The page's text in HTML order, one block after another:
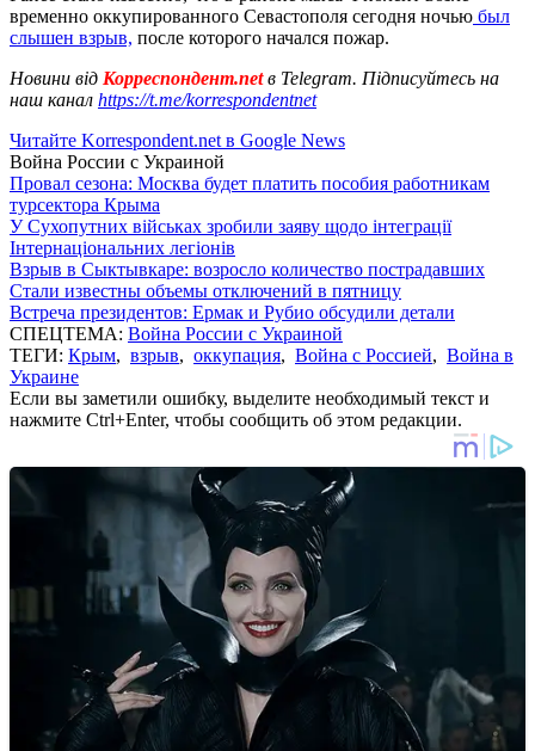
временно оккупированного Севастополя сегодня ночью был
слышен взрыв, после которого начался пожар.
Новини від Корреспондент.netв Telegram. Підписуйтесь на
наш канал https://t.me/korrespondentnet
Читайте Korrespondent.net в Google News
Война России с Украиной
Провал сезона: Москва будет платить пособия работникам
турсектора Крыма
У Сухопутних військах зробили заяву щодо інтеграції
Інтернаціональних легіонів
Взрыв в Сыктывкаре: возросло количество пострадавших
Стали известны объемы отключений в пятницу
Встреча президентов: Ермак и Рубио обсудили детали
СПЕЦТЕМА: Война России с Украиной
ТЕГИ: Крым, взрыв, оккупация, Война с Россией, Война в
Украине
Если вы заметили ошибку, выделите необходимый текст и
нажмите Ctrl+Enter, чтобы сообщить об этом редакции.